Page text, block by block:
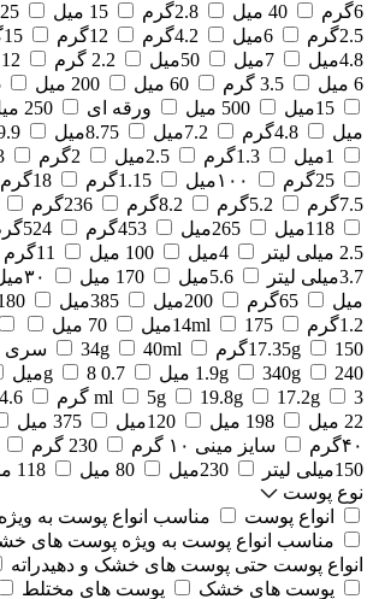
6گرم
40 میل 2.8گرم 15 میل 25میل
2.5گرم
6میل 4.2گرم 12گرم 15گرم
4.8میل
7میل 50میل 2.2 گرم 12میل
6 میل
3.5 گرم 60 میل 200 میل
15میل
500 میل ورقه ای 250 میل
میل
4.8گرم 7.2میل 8.75میل 9.9
1میل
1.3گرم 2.5میل 2گرم
25گرم
۱۰۰میل 1.15گرم 18گرم
7.5گرم
5.2گرم 8.2گرم 236گرم
118میل
265میل 453گرم 524گرم
2.5 میلی لیتر
4میل 100 میل 11گرم
3.7میلی لیتر
5.6میل 170 میل ۳۰میل
میل
65گرم 200میل 385میل
1.2گرم
14ml 175میل 70 میل
17.35g
150گرم 34g 40ml
سری
1.9g
340g 240 میل 0.7 g 8میل
ml
5g 19.8g 17.2g 3 گرم 4.6 گرم
22 میل
198 میل 120میل 375 میل
۴۰گرم
سایز مینی ۱۰ گرم 230 گرم
150میلی لیتر
230میل 80 میل
118 میلی لیتر
نوع پوست
انواع پوست
مناسب انواع پوست به
مناسب انواع پوست به ویژه پوست های
انواع پوست حتی پوست های خشک و دهیدراته
پوست های خشک
پوست های مختلط